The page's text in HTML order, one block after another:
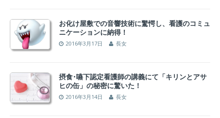
お化け屋敷での音響技術に驚愕し、看護のコミュ
ニケーションに納得！
2016年3月17日 長女
摂食･嚥下認定看護師の講義にて「キリンとアサ
ヒの缶」の秘密に驚いた！
2016年3月14日 長女